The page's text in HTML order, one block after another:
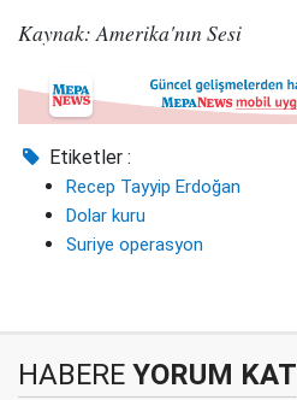
Kaynak: Amerika'nın Sesi
Etiketler :
Recep Tayyip Erdoğan
Dolar kuru
Suriye operasyon
HABERE YORUM KAT